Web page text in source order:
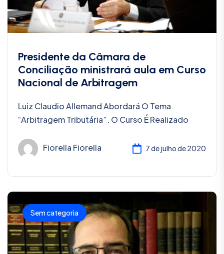
Presidente da Câmara de
Conciliação ministrará aula em Curso
Nacional de Arbitragem
Luiz Claudio Allemand Abordará O Tema
“Arbitragem Tributária”. O Curso É Realizado
Fiorella Fiorella 7 de julho de 2020
Sem categoria